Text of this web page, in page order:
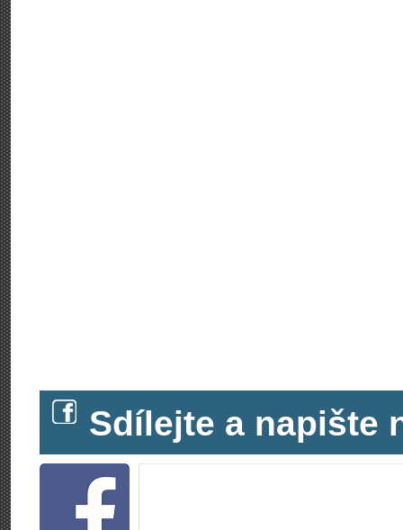
Sdílejte a napište